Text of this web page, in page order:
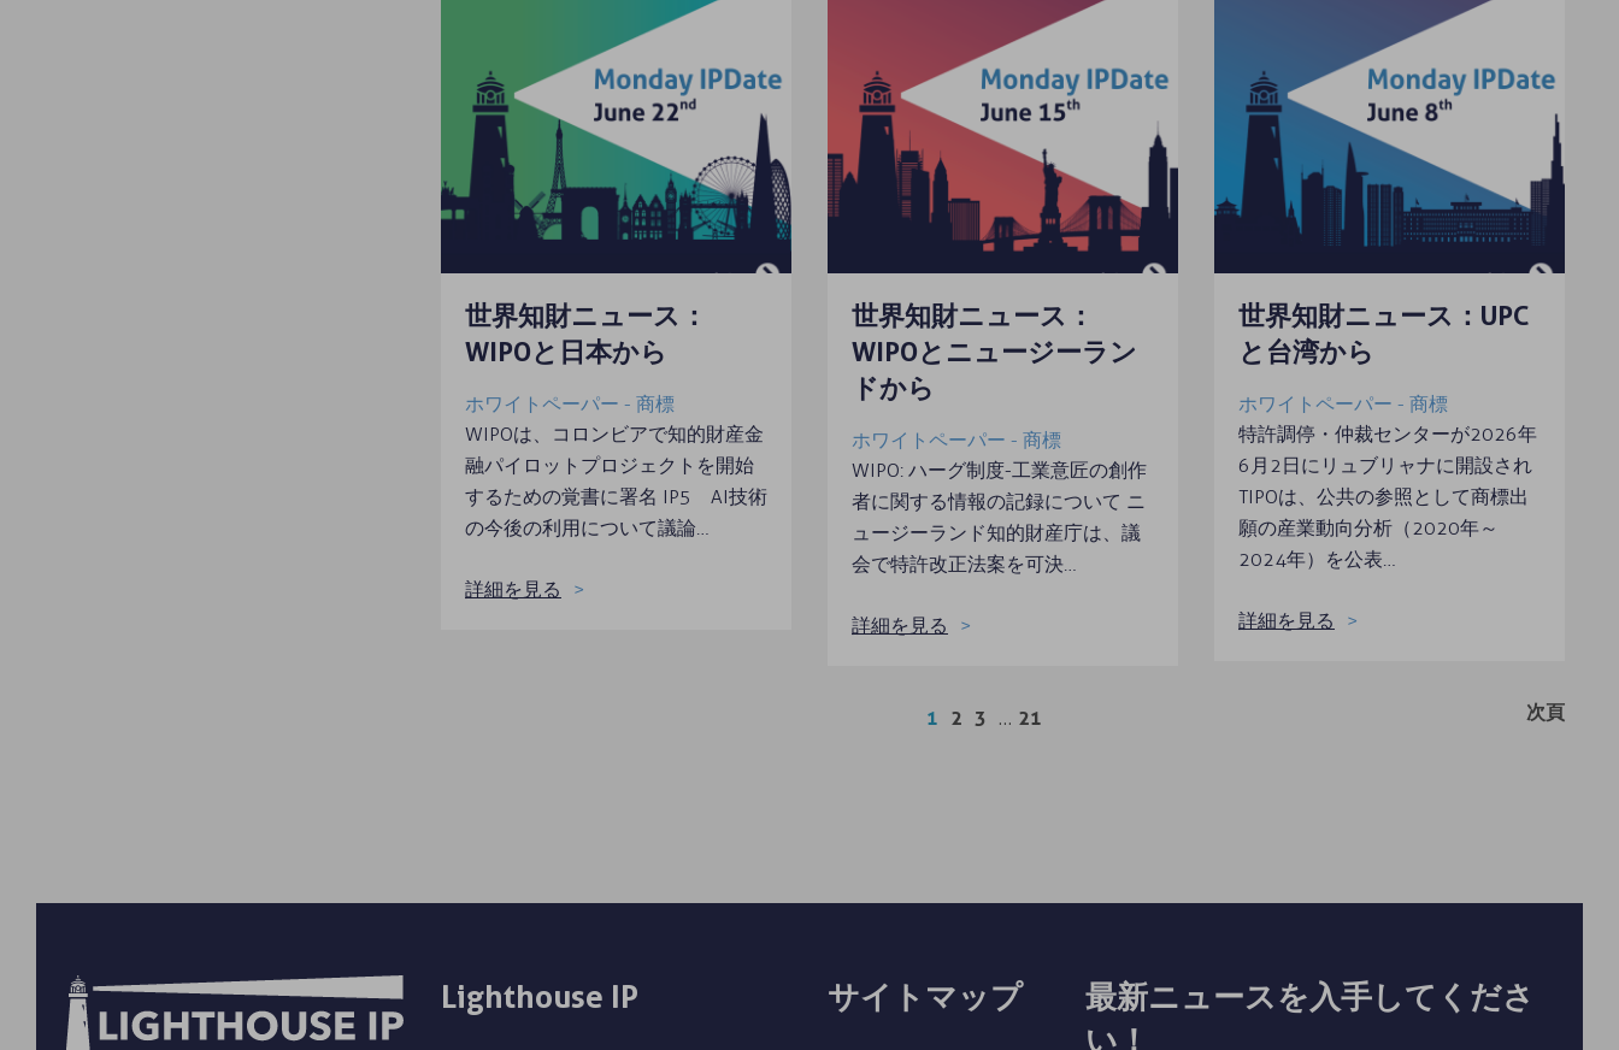
世界知財ニュース：
WIPOと日本から
ホワイトペーパー - 商標
WIPOは、コロンビアで知的財産金
融パイロットプロジェクトを開始
するための覚書に署名 IP5 AI技術
の今後の利用について議論…
詳細を見る
世界知財ニュース：
WIPOとニュージーラン
ドから
ホワイトペーパー - 商標
WIPO: ハーグ制度-工業意匠の創作
者に関する情報の記録について ニ
ュージーランド知的財産庁は、議
会で特許改正法案を可決…
詳細を見る
世界知財ニュース：UPC
と台湾から
ホワイトペーパー - 商標
特許調停・仲裁センターが2026年
6月2日にリュブリャナに開設され
TIPOは、公共の参照として商標出
願の産業動向分析（2020年～
2024年）を公表…
詳細を見る
1 2 3 … 21 次頁
Lighthouse IP サイトマップ
最新ニュースを入手してくださ
い！